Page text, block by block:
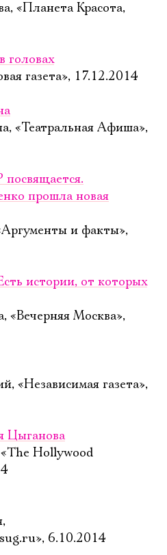
«Планета Красота,
головах
газета», 17.12.2014
«Театральная Афиша»,
прошла новая
и факты»,
истории, от которых
«Вечерняя Москва»,
«Независимая газета»,
Цыганова
Hollywood
6.10.2014